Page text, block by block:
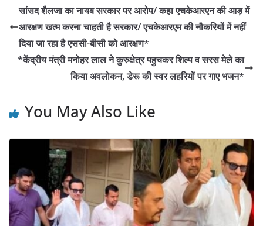
e
b
o
o
er s
A
p
p
e
dI
n
e
सांसद शैलजा का नायब सरकार पर आरोप/ कहा एचकेआरएन की आड़ में
आरक्षण खत्म करना चाहती है सरकार/ एचकेआरएम की नौकरियों में नहीं
दिया जा रहा है एससी-बीसी को आरक्षण*
*केंद्रीय मंत्री मनोहर लाल ने कुरुक्षेत्र पहुचकर शिल्प व सरस मेले का
किया अवलोकन, डेरू की स्वर लहरियों पर गाए भजन*
You May Also Like